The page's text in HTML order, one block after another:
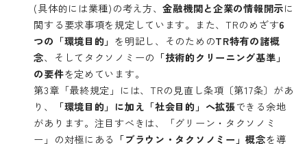
(具体的には業種)の考え方、金融機関と企業の情報開示に
関する要求事項を規定しています。また、TRのめざす6
つの「環境目的」 を明記し、そのためのTR特有の諸概
念、そしてタクソノミーの 「技術的クリーニング基準」
の要件を定めています。
第3章「最終規定」には、TRの見直し条項〔第17条〕があ
り、
「環境目的」に加え「社会目的」へ拡張できる余地
があります。注目すべきは、「グリーン・タクソノミ
ー」の対極にある 「ブラウン・タクソノミー」概念を導